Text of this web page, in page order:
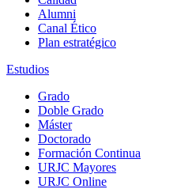
Alumni
Canal Ético
Plan estratégico
Estudios
Grado
Doble Grado
Máster
Doctorado
Formación Continua
URJC Mayores
URJC Online